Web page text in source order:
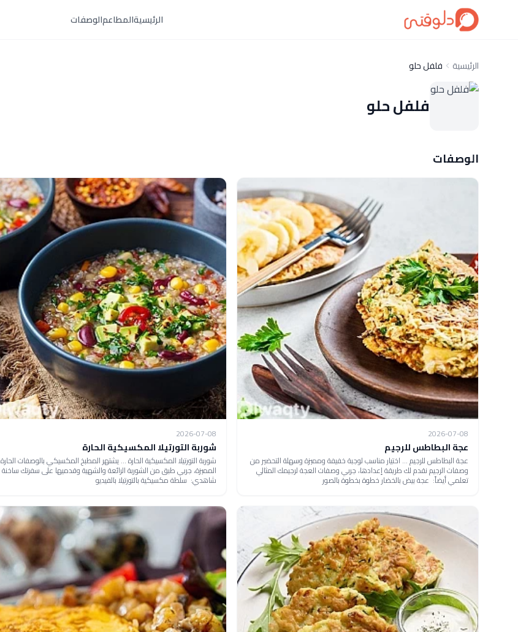
الرئيسيةالمطاعمالوصفات
الرئيسية فلفل حلو
فلفل حلو
الوصفات
2026-07-08
عجة البطاطس للرجيم
عجة البطاطس للرجيم ... اختيار مناسب لوجبة خفيفة ومميزة وسهلة التحضير من
وصفات الرجيم نقدم لك طريقة إعدادها، جربي وصفات العجة لرجيمك المثالي
تعلمي أيضاً: عجة بيض بالخضار خطوة بخطوة بالصور
2026-07-08
شوربة التورتيلا المكسيكية الحارة
شوربة التورتيلا المكسيكية الحارة ... يشتهر المطبخ المكسيكي بالوصفات الحارة
المميزة، جربي طبق من الشوربة الرائعة والشهية وقدميها على سفرتك ساخنة
شاهدي: سلطة مكسيكية بالتورتيلا بالفيديو